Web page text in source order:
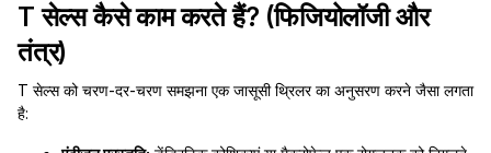
T सेल्स कैसे काम करते हैं? (फिजियोलॉजी और
तंत्र)
T सेल्स को चरण-दर-चरण समझना एक जासूसी थ्रिलर का अनुसरण करने जैसा लगता
है: